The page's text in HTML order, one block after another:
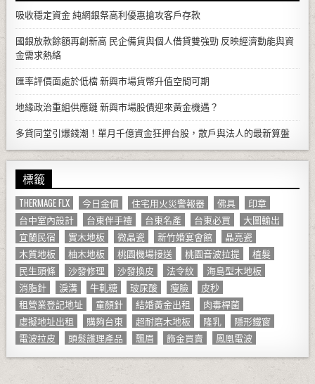
吸收穩定資金 純網銀祭高利優惠搶攻客戶存款
國銀放款餘額再創新高 民企備貨與個人借貸雙強勁 反映經濟動能與資
金需求熱絡
匯率評價面處於低檔 新興市場貨幣升值空間可期
地緣政治重組供應鏈 新興市場股債迎來黃金機遇？
多貸同堂引爆錢潮！單月千億資金狂押台股，散戶與法人的最新算盤
標籤
THERMAGE FLX 今日金價 住宅用火災警報器 佛具
印章
台中室內設計
台東伴手禮 台東名產 台東必買
大圖輸出
宜蘭民宿
實木地板 微晶瓷 新竹婚宴會館
晶亮瓷
木質地板
柚木地板 桃園機場接送 桃園音波拉提
植髮
民生頭條
沙發修理 沙發換皮 法令紋
海島型木地板
消脂針
淚溝 牛軋糖 玻尿酸 瘦臉
皮秒
租營業登記地址
童顏針 結婚黃金出租
肉毒桿菌
虛擬地址出租
購夠台東 超耐磨木地板 隆乳
隱形鐵窗
電波拉皮
頭髮護理產品 飄眉 飾金買賣 鳳凰電波